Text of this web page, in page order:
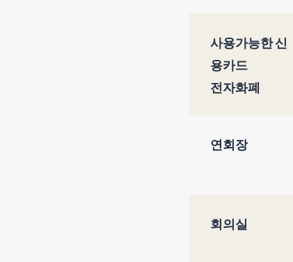
사용가능한 신
용카드
전자화폐
연회장
회의실